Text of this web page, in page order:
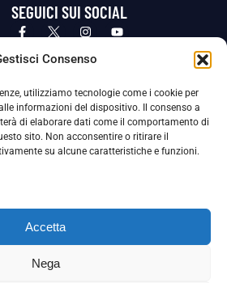
Consenso
utilizziamo tecnologie come i cookie per
informazioni del dispositivo. Il consenso a
di elaborare dati come il comportamento di
sito. Non acconsentire o ritirare il
su alcune caratteristiche e funzioni.
Accetta
Nega
SEGUICI SUI SOCIAL
Policy Cookie Policy
dei Dati Personali (DPO), figura specializzata che vigila sulle modalità
nostra Società per tutelare i Suoi dati personali.
Per contattare il DPO può scrivere a
un proprio Codice Etico, consultabile al seguente link: